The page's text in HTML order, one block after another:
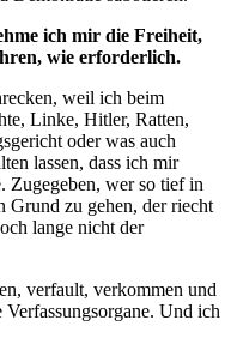
ich mir die Freiheit,
wie erforderlich.
weil ich beim
Linke, Hitler, Ratten,
oder was auch
lassen, dass ich mir
Zugegeben, wer so tief in
Grund zu gehen, der riecht
lange nicht der
verfault, verkommen und
Und ich